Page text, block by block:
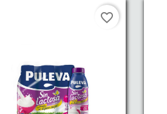
favorite_border